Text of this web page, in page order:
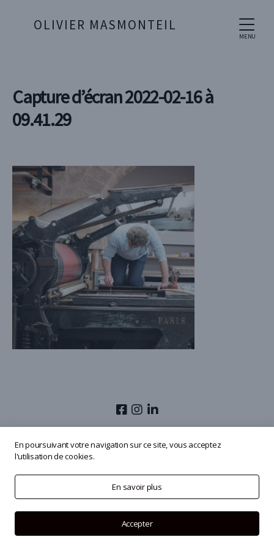
MENU
OLIVIER MASMONTEIL
Capture d’écran 2022-02-16 à
09.41.29
En poursuivant votre navigation sur ce site, vous acceptez
l'utilisation de cookies.
En savoir plus
Accepter